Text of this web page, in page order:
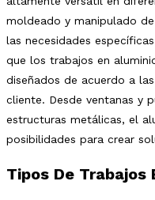
moldeado y manipulado
las necesidades
que los trabajos en
diseñados de acuerdo a
cliente. Desde ventanas y
estructuras metálicas, el
posibilidades para crear
Tipos De Trabajos